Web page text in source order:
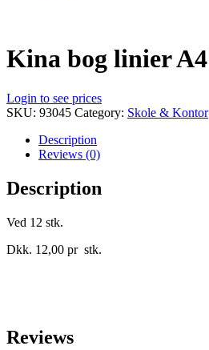
Kina bog linier A4
Login to see prices
SKU: 93045 Category: Skole & Kontor
Description
Reviews (0)
Description
Ved 12 stk.
Dkk. 12,00 pr stk.
Reviews